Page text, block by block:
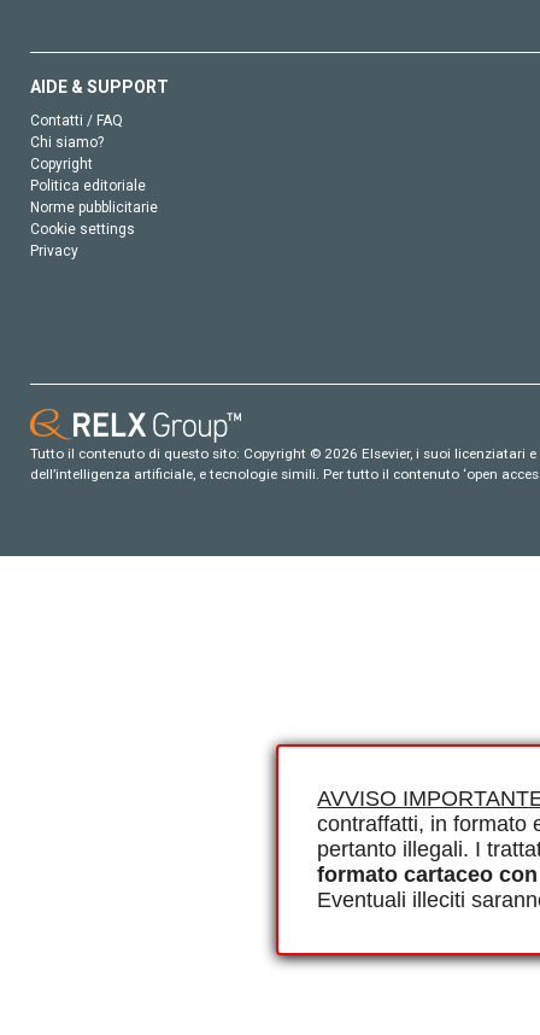
AVVISO
contraffatti, in formato
pertanto illegali. I
formato cartaceo
Eventuali illeciti
AIDE & SUPPORT
Contatti / FAQ
Chi siamo?
Copyright
Politica editoriale
Norme pubblicitarie
Cookie settings
Privacy
Tutto il contenuto di questo sito: Copyright © 2026 Elsevier, i suoi
dell’intelligenza artificiale, e tecnologie simili. Per tutto il contenuto ‘open